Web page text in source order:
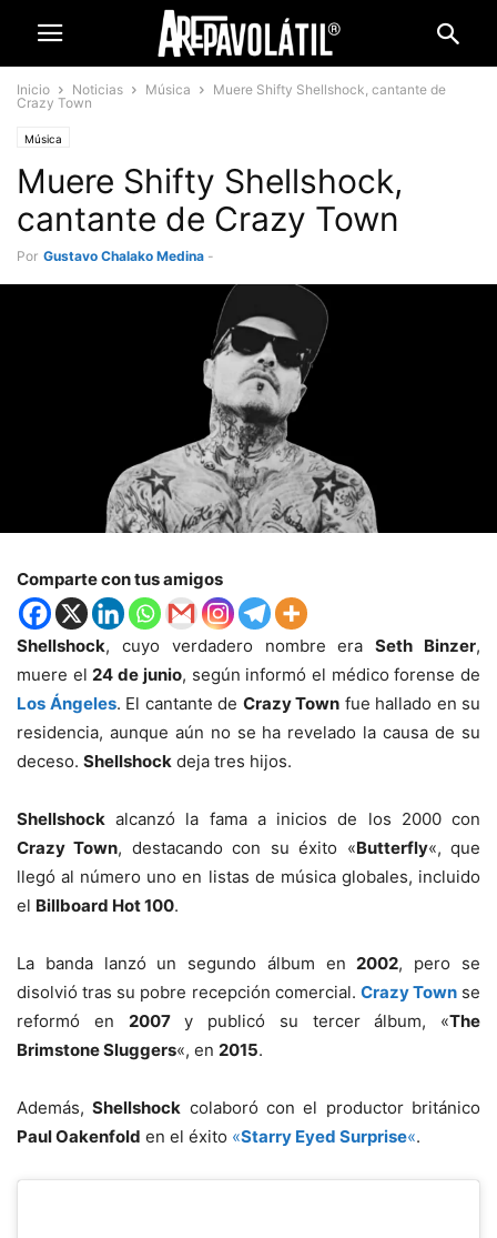
Inicio Noticias Música
Muere Shifty Shellshock, cantante de
Crazy Town
Música
Muere Shifty Shellshock,
cantante de Crazy Town
Por Gustavo Chalako Medina -
Comparte con tus amigos
Shellshock, cuyo verdadero nombre eraSeth Binzer,
muere el24 de junio, según informó el médico forense de
Los Ángeles. El cantante de Crazy Town fue hallado en su
residencia, aunque aún no se ha revelado la causa de su
deceso. Shellshock deja tres hijos.
Shellshock alcanzó la fama a inicios de los 2000 con
Crazy Town, destacando con su éxito «Butterfly«, que
llegó al número uno en listas de música globales, incluido
el Billboard Hot 100.
La banda lanzó un segundo álbum en2002, pero se
disolvió tras su pobre recepción comercial. Crazy Townse
reformó en 2007y publicó su tercer álbum, «The
Brimstone Sluggers«, en 2015.
Además,Shellshock colaboró con el productor británico
Paul Oakenfold en el éxito «Starry Eyed Surprise«.